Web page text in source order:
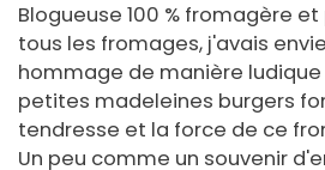
Blogueuse 100 % fromagère
tous les fromages, j'avais
hommage de manière ludique
petites madeleines burgers
tendresse et la force de ce
Un peu comme un souvenir